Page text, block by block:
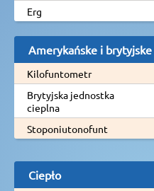
Erg
Amerykańske i brytyjske
Kilofuntometr
Brytyjska jednostka
cieplna
Stoponiutonofunt
Ciepło